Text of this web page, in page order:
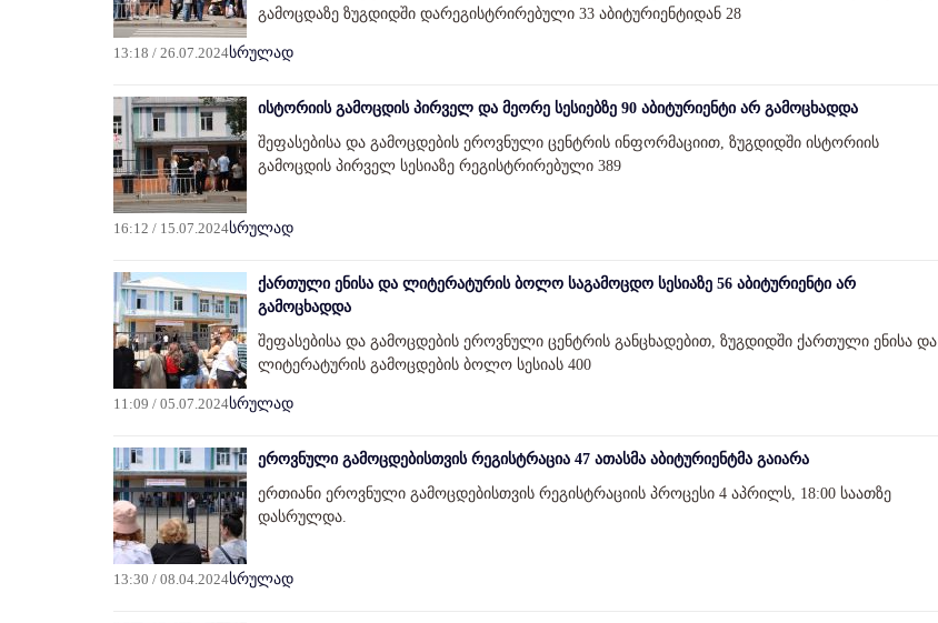
გამოცდაზე ზუგდიდში დარეგისტრირებული 33 აბიტურიენტიდან 28
13:18 / 26.07.2024სრულად
ისტორიის გამოცდის პირველ და მეორე სესიებზე 90 აბიტურიენტი არ გამოცხადდა
შეფასებისა და გამოცდების ეროვნული ცენტრის ინფორმაციით, ზუგდიდში ისტორიის
გამოცდის პირველ სესიაზე რეგისტრირებული 389
16:12 / 15.07.2024სრულად
ქართული ენისა და ლიტერატურის ბოლო საგამოცდო სესიაზე 56 აბიტურიენტი არ
გამოცხადდა
შეფასებისა და გამოცდების ეროვნული ცენტრის განცხადებით, ზუგდიდში ქართული ენისა და
ლიტერატურის გამოცდების ბოლო სესიას 400
11:09 / 05.07.2024სრულად
ეროვნული გამოცდებისთვის რეგისტრაცია 47 ათასმა აბიტურიენტმა გაიარა
ერთიანი ეროვნული გამოცდებისთვის რეგისტრაციის პროცესი 4 აპრილს, 18:00 საათზე
დასრულდა.
13:30 / 08.04.2024სრულად